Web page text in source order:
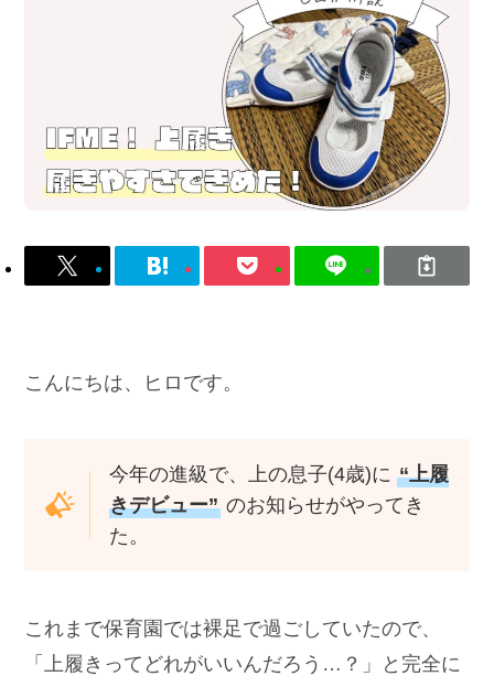
こんにちは、ヒロです。
今年の進級で、上の息子(4歳)に “上履
きデビュー”のお知らせがやってき
た。
これまで保育園では裸足で過ごしていたので、
「上履きってどれがいいんだろう…？」と完全に